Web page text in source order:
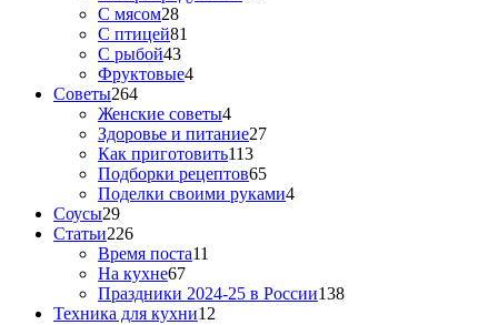
С мясом28
С птицей81
С рыбой43
Фруктовые4
Советы264
Женские советы4
Здоровье и питание27
Как приготовить113
Подборки рецептов65
Поделки своими руками4
Соусы29
Статьи226
Время поста11
На кухне67
Праздники 2024-25 в России138
Техника для кухни12